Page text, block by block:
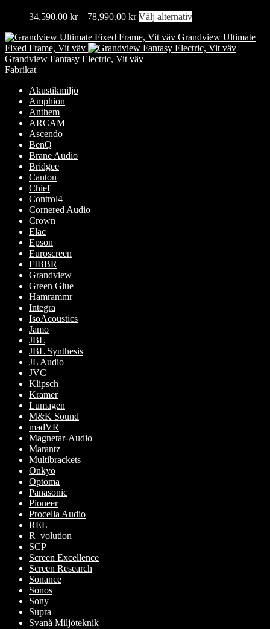
olika
alternativen
kan
väljas
34,590.00 kr – 78,990.00 krPrisintervall:
till
78,990.00 kr
Välj alternativDen
produkten
har
Grandview Ultimate
Fixed Frame, Vit väv
Grandview Fantasy Electric, Vit väv
Fabrikat
Akustikmiljö
Amphion
Anthem
ARCAM
Ascendo
BenQ
Brane Audio
Bridgee
Canton
Chief
Control4
Cornered Audio
Crown
Elac
Epson
Euroscreen
FIBBR
Grandview
Green Glue
Hamrammr
Integra
IsoAcoustics
Jamo
JBL
JBL Synthesis
JL Audio
JVC
Klipsch
Kramer
Lumagen
M&K Sound
madVR
Magnetar-Audio
Marantz
Multibrackets
Onkyo
Optoma
Panasonic
Pioneer
Procella Audio
REL
R_volution
SCP
Screen Excellence
Screen Research
Sonance
Sonos
Sony
Supra
Svanå Miljöteknik